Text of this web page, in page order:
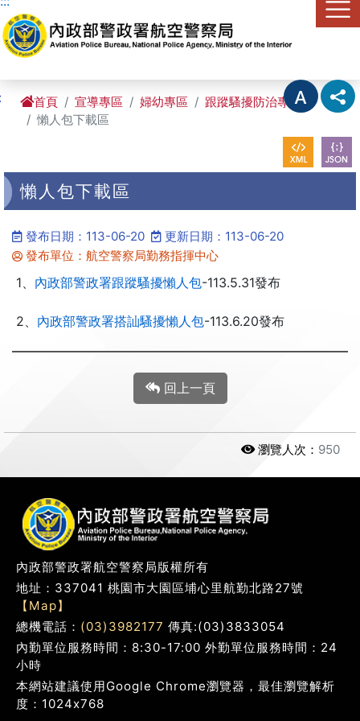
進入內容區塊
首頁 宣導專區 婦幼專區
跟蹤騷擾防治專區
懶人包下載區
懶人包下載區
發布日期：113-06-20
更新日期：113-06-20
發布單位：航空警察局勤務指揮中心
1、 內政部警政署跟蹤騷擾懶人包-113.5.31發布
2、 內政部警政署搭訕騷擾懶人包-113.6.20發布
回上一頁
瀏覽人次： 950
內政部警政署航空警察局版權所有
地址：337041 桃園市大園區埔心里航勤北路27號
【Map】
總機電話： (03)3982177 傳真:(03)3833054
內勤單位服務時間：8:30-17:00 外勤單位服務時間：24
小時
本網站建議使用Google Chrome瀏覽器，最佳瀏覽解析
度：1024x768